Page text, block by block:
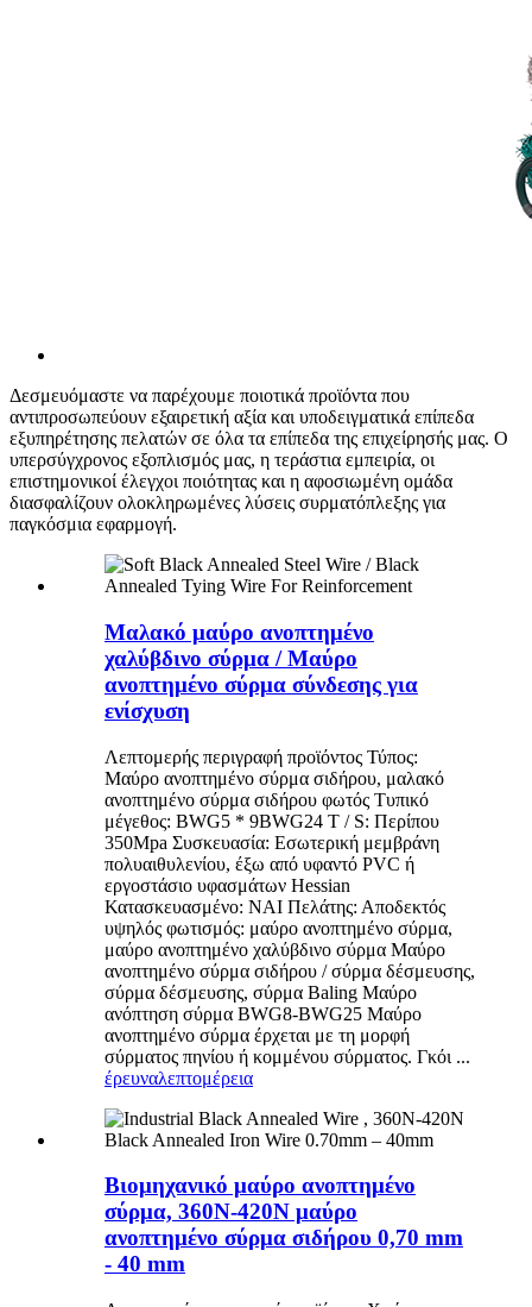
Δεσμευόμαστε να παρέχουμε ποιοτικά προϊόντα που
αντιπροσωπεύουν εξαιρετική αξία και υποδειγματικά επίπεδα
εξυπηρέτησης πελατών σε όλα τα επίπεδα της επιχείρησής μας. Ο
υπερσύγχρονος εξοπλισμός μας, η τεράστια εμπειρία, οι
επιστημονικοί έλεγχοι ποιότητας και η αφοσιωμένη ομάδα
διασφαλίζουν ολοκληρωμένες λύσεις συρματόπλεξης για
παγκόσμια εφαρμογή.
Μαλακό μαύρο ανοπτημένο
χαλύβδινο σύρμα / Μαύρο
ανοπτημένο σύρμα σύνδεσης για
ενίσχυση
Λεπτομερής περιγραφή προϊόντος Τύπος:
Μαύρο ανοπτημένο σύρμα σιδήρου, μαλακό
ανοπτημένο σύρμα σιδήρου φωτός Τυπικό
μέγεθος: BWG5 * 9BWG24 T / S: Περίπου
350Mpa Συσκευασία: Εσωτερική μεμβράνη
πολυαιθυλενίου, έξω από υφαντό PVC ή
εργοστάσιο υφασμάτων Hessian
Κατασκευασμένο: ΝΑΙ Πελάτης: Αποδεκτός
υψηλός φωτισμός: μαύρο ανοπτημένο σύρμα,
μαύρο ανοπτημένο χαλύβδινο σύρμα Μαύρο
ανοπτημένο σύρμα σιδήρου / σύρμα δέσμευσης,
σύρμα δέσμευσης, σύρμα Baling Μαύρο
ανόπτηση σύρμα BWG8-BWG25 Μαύρο
ανοπτημένο σύρμα έρχεται με τη μορφή
σύρματος πηνίου ή κομμένου σύρματος. Γκόι ...
έρευναλεπτομέρεια
Βιομηχανικό μαύρο ανοπτημένο
σύρμα, 360N-420N μαύρο
ανοπτημένο σύρμα σιδήρου 0,70 mm
- 40 mm